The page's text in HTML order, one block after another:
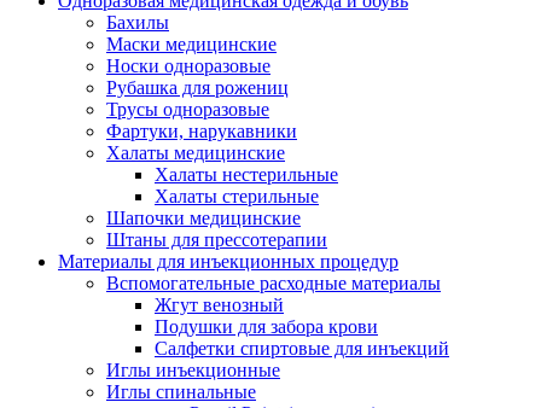
Бахилы
Маски медицинские
Носки одноразовые
Рубашка для рожениц
Трусы одноразовые
Фартуки, нарукавники
Халаты медицинские
Халаты нестерильные
Халаты стерильные
Шапочки медицинские
Штаны для прессотерапии
Материалы для инъекционных процедур
Вспомогательные расходные материалы
Жгут венозный
Подушки для забора крови
Салфетки спиртовые для инъекций
Иглы инъекционные
Иглы спинальные